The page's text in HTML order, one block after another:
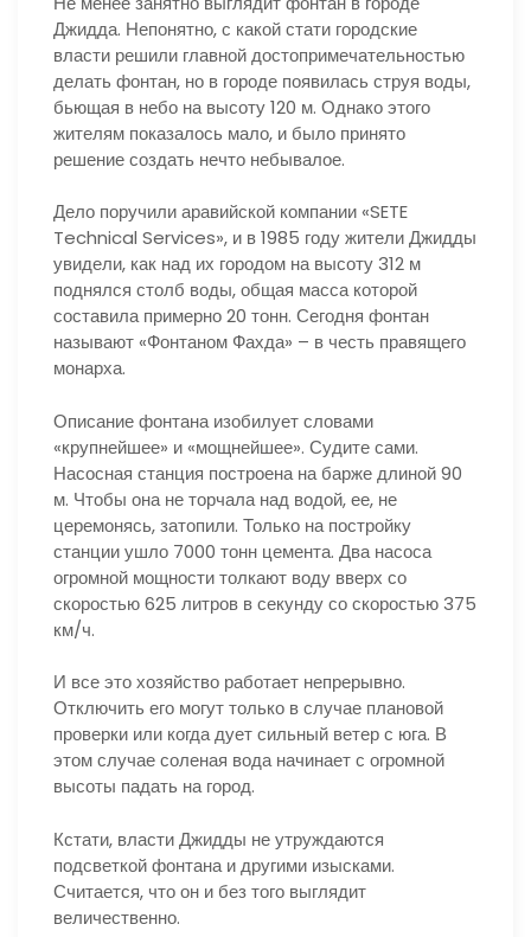
Джидда. Непонятно, с какой стати городские
власти решили главной достопримечательностью
делать фонтан, но в городе появилась струя воды,
бьющая в небо на высоту 120 м. Однако этого
жителям показалось мало, и было принято
решение создать нечто небывалое.
Дело поручили аравийской компании «SETE
Technical Services», и в 1985 году жители Джидды
увидели, как над их городом на высоту 312 м
поднялся столб воды, общая масса которой
составила примерно 20 тонн. Сегодня фонтан
называют «Фонтаном Фахда» – в честь правящего
монарха.
Описание фонтана изобилует словами
«крупнейшее» и «мощнейшее». Судите сами.
Насосная станция построена на барже длиной 90
м. Чтобы она не торчала над водой, ее, не
церемонясь, затопили. Только на постройку
станции ушло 7000 тонн цемента. Два насоса
огромной мощности толкают воду вверх со
скоростью 625 литров в секунду со скоростью 375
км/ч.
И все это хозяйство работает непрерывно.
Отключить его могут только в случае плановой
проверки или когда дует сильный ветер с юга. В
этом случае соленая вода начинает с огромной
высоты падать на город.
Кстати, власти Джидды не утруждаются
подсветкой фонтана и другими изысками.
Считается, что он и без того выглядит
величественно.